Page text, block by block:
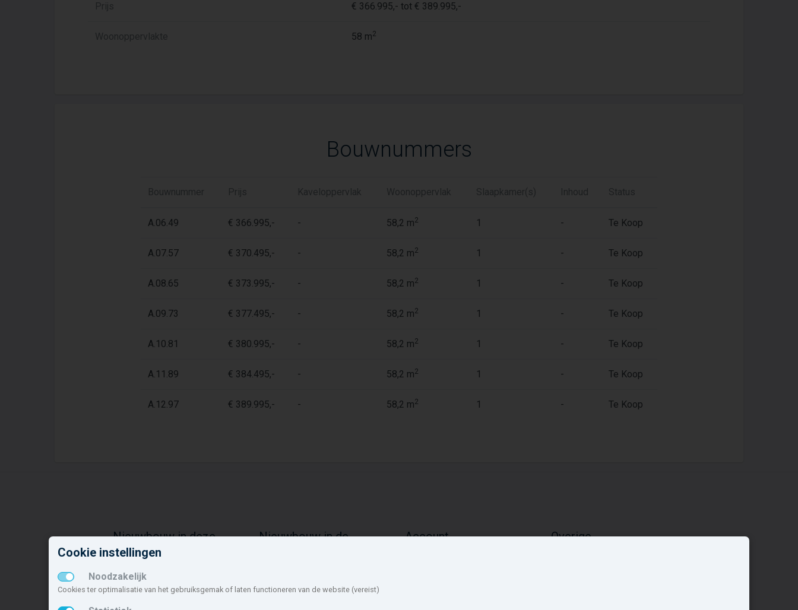
Prijs € 366.995,- tot € 389.995,-
Woonoppervlakte 58 m2
Bouwnummers
Bouwnummer Prijs Kaveloppervlak Woonoppervlak Slaapkamer(s) Inhoud Status
A.06.49 € 366.995,- - 58,2 m2 1 - Te Koop
A.07.57 € 370.495,- - 58,2 m2 1 - Te Koop
A.08.65 € 373.995,- - 58,2 m2 1 - Te Koop
A.09.73 € 377.495,- - 58,2 m2 1 - Te Koop
A.10.81 € 380.995,- - 58,2 m2 1 - Te Koop
A.11.89 € 384.495,- - 58,2 m2 1 - Te Koop
A.12.97 € 389.995,- - 58,2 m2 1 - Te Koop
Nieuwbouw in deze
gemeente
Actuele nieuwbouwprojecten
Toekomstige nieuwbouwaanbod
Nieuwbouw in de
den IJssel
Ridderkerk
Account Overige
Cookie instellingen
Noodzakelijk
Cookies ter optimalisatie van het gebruiksgemak of laten functioneren van de website (vereist)